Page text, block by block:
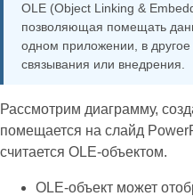
OLE (Object Linking &
позволяющая помещать
одном приложении, в
связывания или внедрения.
Рассмотрим диаграмму,
помещается на слайд
считается OLE‑объектом.
OLE‑объект может